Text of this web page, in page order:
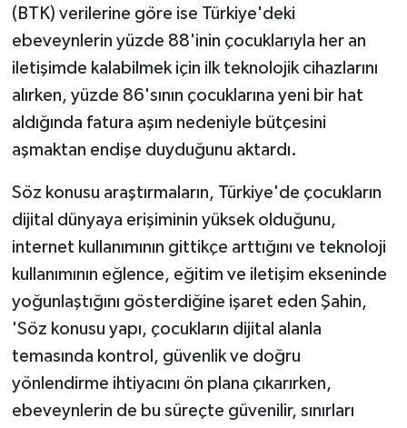
(BTK) verilerine göre ise Türkiye'deki
ebeveynlerin yüzde 88'inin çocuklarıyla her an
iletişimde kalabilmek için ilk teknolojik cihazlarını
alırken, yüzde 86'sının çocuklarına yeni bir hat
aldığında fatura aşım nedeniyle bütçesini
aşmaktan endişe duyduğunu aktardı.
Söz konusu araştırmaların, Türkiye'de çocukların
dijital dünyaya erişiminin yüksek olduğunu,
internet kullanımının gittikçe arttığını ve teknoloji
kullanımının eğlence, eğitim ve iletişim ekseninde
yoğunlaştığını gösterdiğine işaret eden Şahin,
'Söz konusu yapı, çocukların dijital alanla
temasında kontrol, güvenlik ve doğru
yönlendirme ihtiyacını ön plana çıkarırken,
ebeveynlerin de bu süreçte güvenilir, sınırları